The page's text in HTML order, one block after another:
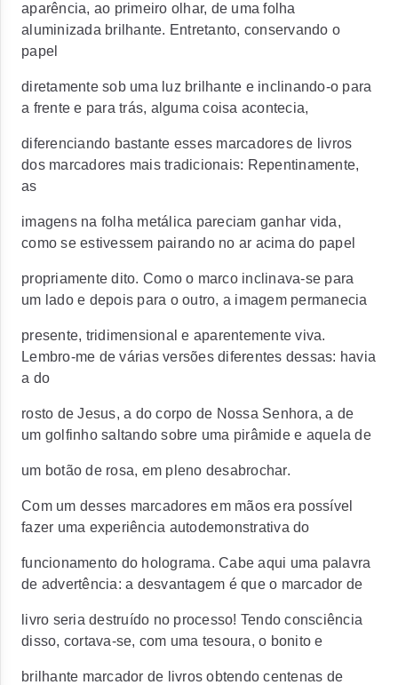
aparência, ao primeiro olhar, de uma folha
aluminizada brilhante. Entretanto, conservando o
papel
diretamente sob uma luz brilhante e inclinando-o para
a frente e para trás, alguma coisa acontecia,
diferenciando bastante esses marcadores de livros
dos marcadores mais tradicionais: Repentinamente,
as
imagens na folha metálica pareciam ganhar vida,
como se estivessem pairando no ar acima do papel
propriamente dito. Como o marco inclinava-se para
um lado e depois para o outro, a imagem permanecia
presente, tridimensional e aparentemente viva.
Lembro-me de várias versões diferentes dessas: havia
a do
rosto de Jesus, a do corpo de Nossa Senhora, a de
um golfinho saltando sobre uma pirâmide e aquela de
um botão de rosa, em pleno desabrochar.
Com um desses marcadores em mãos era possível
fazer uma experiência autodemonstrativa do
funcionamento do holograma. Cabe aqui uma palavra
de advertência: a desvantagem é que o marcador de
livro seria destruído no processo! Tendo consciência
disso, cortava-se, com uma tesoura, o bonito e
brilhante marcador de livros obtendo centenas de